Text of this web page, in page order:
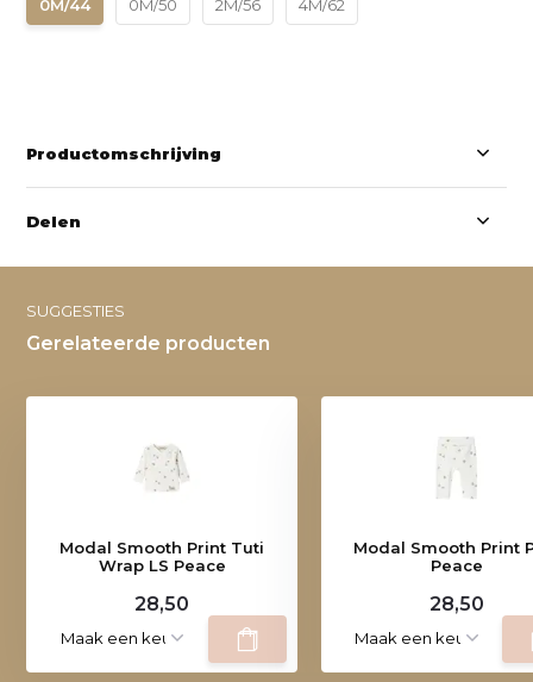
0M/44 0M/50 2M/56 4M/62
Productomschrijving
Delen
SUGGESTIES
Gerelateerde producten
Modal Smooth Print Tuti
Wrap LS Peace
28,50
Modal Smooth Print
Peace
28,50